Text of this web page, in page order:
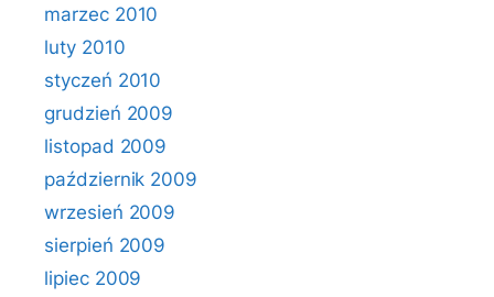
marzec 2010
luty 2010
styczeń 2010
grudzień 2009
listopad 2009
październik 2009
wrzesień 2009
sierpień 2009
lipiec 2009